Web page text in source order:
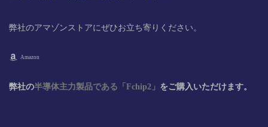
弊社のアマゾンストアにぜひお立ち寄りください。
Amazon
弊社の半導体主力製品である「Fchip2」 をご購入いただけます。